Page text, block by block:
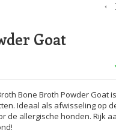
Goat
Bone Broth Powder Goat
Ideaal als afwisseling op
de allergische honden. Rijk